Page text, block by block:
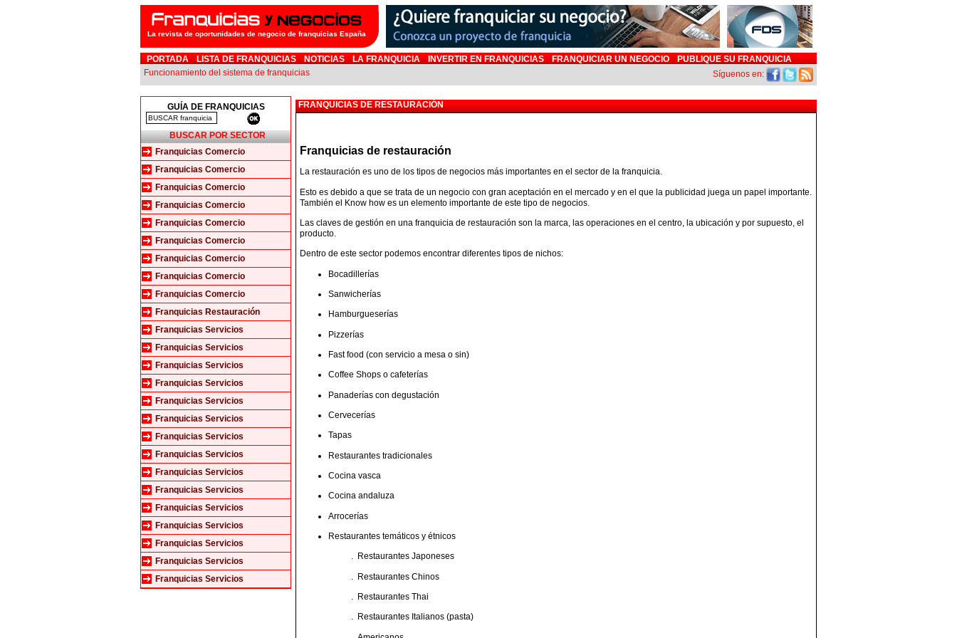
La revista de oportunidades de negocio de franquicias España
PORTADA LISTA DE FRANQUICIAS NOTICIAS LA FRANQUICIA INVERTIR EN FRANQUICIAS FRANQUICIAR UN NEGOCIO
PUBLIQUE SU FRANQUICIA
Funcionamiento del sistema de franquicias
Síguenos en:
GUÍA DE FRANQUICIAS
BUSCAR POR SECTOR
Franquicias Comercio
Franquicias Comercio
Franquicias Comercio
Franquicias Comercio
Franquicias Comercio
Franquicias Comercio
Franquicias Comercio
Franquicias Comercio
Franquicias Comercio
Franquicias Restauración
Franquicias Servicios
Franquicias Servicios
Franquicias Servicios
Franquicias Servicios
Franquicias Servicios
Franquicias Servicios
Franquicias Servicios
Franquicias Servicios
Franquicias Servicios
Franquicias Servicios
Franquicias Servicios
Franquicias Servicios
Franquicias Servicios
Franquicias Servicios
Franquicias Servicios
FRANQUICIAS DE RESTAURACIÓN
Franquicias de restauración
La restauración es uno de los tipos de negocios más importantes en el sector de la franquicia.
Esto es debido a que se trata de un negocio con gran aceptación en el mercado y en el que la publicidad juega un papel importante.
También el Know how es un elemento importante de este tipo de negocios.
Las claves de gestión en una franquicia de restauración son la marca, las operaciones en el centro, la ubicación y por supuesto, el
producto.
Dentro de este sector podemos encontrar diferentes tipos de nichos:
Bocadillerías
Sanwicherías
Hamburgueserías
Pizzerías
Fast food (con servicio a mesa o sin)
Coffee Shops o cafeterías
Panaderías con degustación
Cervecerías
Tapas
Restaurantes tradicionales
Cocina vasca
Cocina andaluza
Arrocerías
Restaurantes temáticos y étnicos
. Restaurantes Japoneses
Restaurantes Chinos
. Restaurantes Thai
. Restaurantes Italianos (pasta)